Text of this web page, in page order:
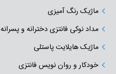
ماژیک رنگ آمیزی
مداد نوکی فانتزی دخترانه و پسرانه
ماژیک هایلایت پاستلی
خودکار و روان نویس فانتزی